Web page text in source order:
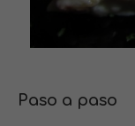
Paso a paso